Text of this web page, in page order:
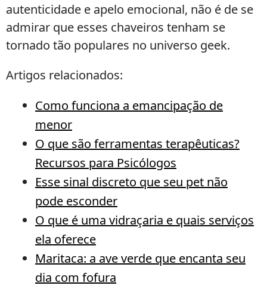
autenticidade e apelo emocional, não é de se
admirar que esses chaveiros tenham se
tornado tão populares no universo geek.
Artigos relacionados:
Como funciona a emancipação de
menor
O que são ferramentas terapêuticas?
Recursos para Psicólogos
Esse sinal discreto que seu pet não
pode esconder
O que é uma vidraçaria e quais serviços
ela oferece
Maritaca: a ave verde que encanta seu
dia com fofura